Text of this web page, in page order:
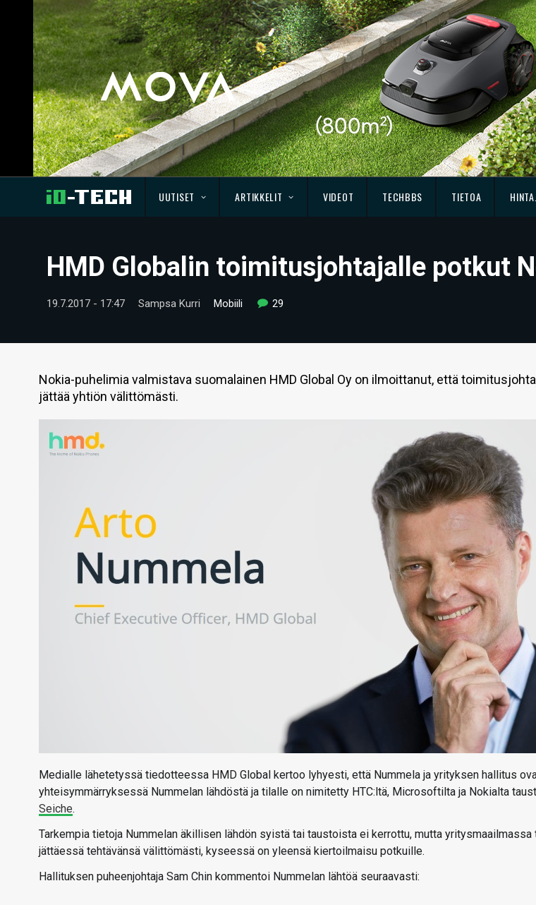
UUTISET ARTIKKELIT VIDEOT TECHBBS TIETOA
HMD Globalin toimitusjohtajalle potkut
19.7.2017 - 17:47 Sampsa Kurri Mobiili 29
Nokia-puhelimia valmistava suomalainen HMD Global Oy on ilmoittanut, että
jättää yhtiön välittömästi.
Medialle lähetetyssä tiedotteessa HMD Global kertoo lyhyesti, että Nummela ja yrityksen hallitus
yhteisymmärryksessä Nummelan lähdöstä ja tilalle on nimitetty HTC:ltä, Microsoftilta ja Nokialta
Seiche.
Tarkempia tietoja Nummelan äkillisen lähdön syistä tai taustoista ei kerrottu, mutta yritysmaailmassa
jättäessä tehtävänsä välittömästi, kyseessä on yleensä kiertoilmaisu potkuille.
Hallituksen puheenjohtaja Sam Chin kommentoi Nummelan lähtöä seuraavasti: